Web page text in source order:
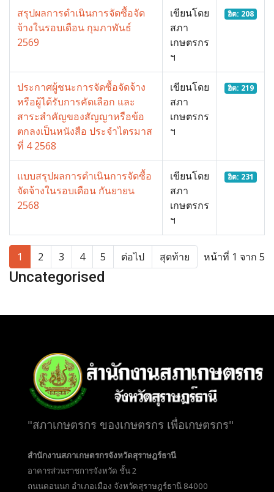
สรุปผลการดำเนินการจัดซื้อจัด
จ้างในรอบเดือน กุมภาพันธ์
2569
เขียนโดย
สภา
เกษตรกร
ฯ
ฮิต: 208
ประกาศผู้ชนะการจัดซื้อจัดจ้าง
หรือผู้ได้รับการคัดเลือก และ
สาระสำคัญของสัญญาหรือข้อ
ตกลงเป็นหนังสือ ประจำไตรมาส
ที่ 4 2568
เขียนโดย
สภา
เกษตรกร
ฯ
ฮิต: 219
แบบสรุปผลการดำเนินการจัดซื้อ
จัดจ้างในรอบเดือน กันยายน
2568
เขียนโดย
สภา
เกษตรกร
ฯ
ฮิต: 231
1 2 3 4 5 ต่อไป สุดท้าย หน้าที่ 1 จาก 5
Uncategorised
"สภาเกษตรกร ของเกษตรกร เพื่อเกษตรกร"
สำนักงานสภาเกษตรกรจังหวัดสุราษฎร์ธานี
อาคารส่วนราชการจังหวัด ชั้น 2
ถนนดอนนก อำเภอเมือง จังหวัดสุราษฎร์ธานี 84000